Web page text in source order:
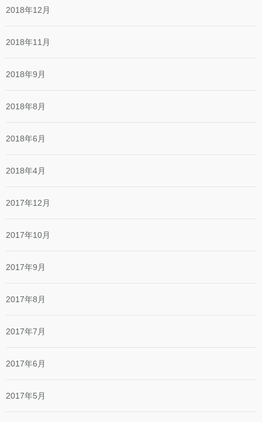
2018年12月
2018年11月
2018年9月
2018年8月
2018年6月
2018年4月
2017年12月
2017年10月
2017年9月
2017年8月
2017年7月
2017年6月
2017年5月